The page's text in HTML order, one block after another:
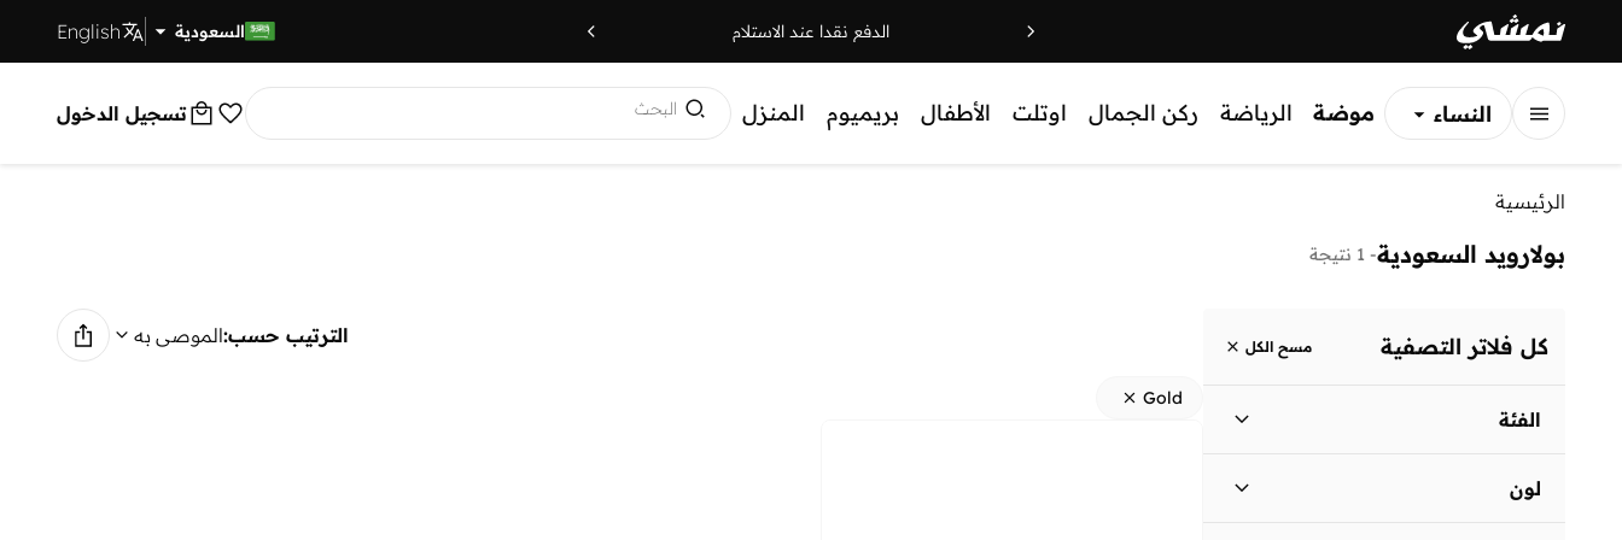
الدفع نقدا عند الاستلام توصيل سريع السعودية English
النساء
موضة الرياضة ركن الجمال اوتلت الأطفال بريميوم المنزل البحث تسجيل الدخول
الرئيسية
بولارويد السعودية- 1 نتيجة
كل فلاتر التصفية مسح الكل
الفئة
لون
الترتيب حسب:الموصى به
Gold